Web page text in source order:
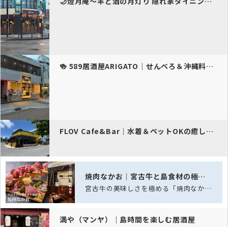
🍻 589居酒屋ARIGATO｜せんべろ＆沖縄料理が…
FLOV Cafe&Bar｜水着＆ペットOKの癒しカフェ
満や（マンヤ）｜島時間を楽しむ居酒屋
焼肉なかお｜宮古牛と島食材の極上焼肉
宮古牛の美味しさを極める「焼肉なかお」──五感を満たす、島の極上焼肉体験